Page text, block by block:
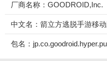
厂商名称：GOODROID,Inc.
中文名：箭立方逃脱手游移
包名：